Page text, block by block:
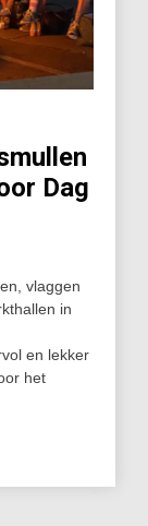
Dag
vlaggen
in
en lekker
het